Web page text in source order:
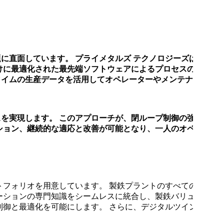
直面しています。
プライメタルズ テクノロジーズ
最適化された最先端ソフトウェアによるプロセス
ムの生産データを活用してオペレーターやメンテナ
実現します。
このアプローチが、閉ループ制御の
ン、継続的な適応と改善が可能となり、一人のオ
ォリオを用意しています。
製鉄プラントのすべて
ョンの専門知識をシームレスに統合し、製鉄バリ
と最適化を可能にします。
さらに、デジタルツイ